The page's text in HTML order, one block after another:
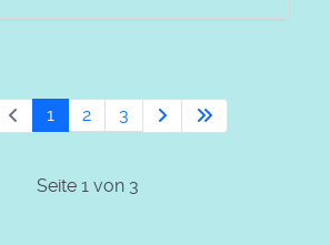
1 2 3
Seite 1 von 3